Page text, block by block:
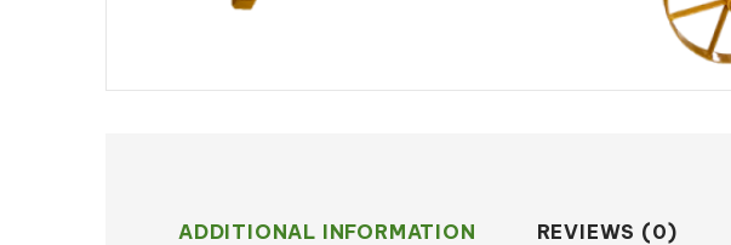
ADDITIONAL INFORMATION REVIEWS (0)